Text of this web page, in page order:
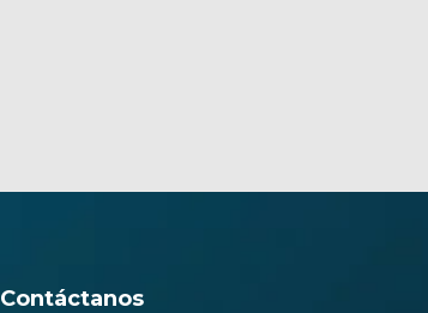
Contáctanos